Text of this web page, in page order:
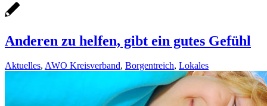
Anderen zu helfen, gibt ein gutes Gefühl
Aktuelles, AWO Kreisverband, Borgentreich, Lokales